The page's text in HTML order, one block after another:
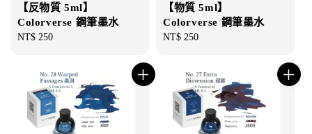
【反物質 5ml】
Colorverse 鋼筆墨水
Regular
NT$ 250
【物質 5ml】
Colorverse 鋼筆墨水
Regular
NT$ 250